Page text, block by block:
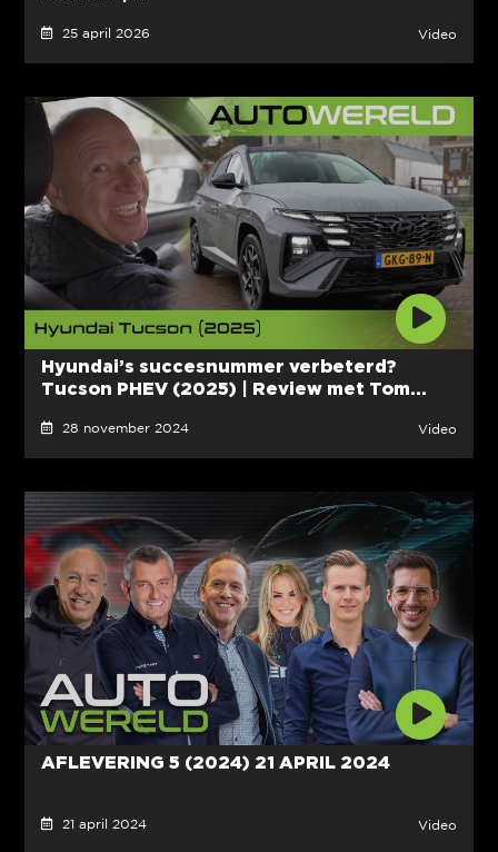
25 april 2026 Video
Hyundai’s succesnummer verbeterd?
Tucson PHEV (2025) | Review met Tom...
28 november 2024 Video
AFLEVERING 5 (2024) 21 APRIL 2024
21 april 2024 Video